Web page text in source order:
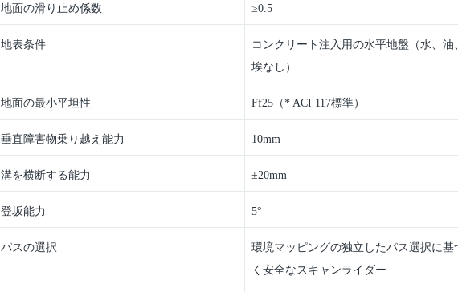
地面の滑り止め係数 ≥0.5
地表条件
コンクリート注入用の水平地盤（水、油
埃なし）
地面の最小平坦性 Ff25（* ACI 117標準）
垂直障害物乗り越え能力 10mm
溝を横断する能力 ±20mm
登坂能力 5°
パスの選択
環境マッピングの独立したパス選択に基
く安全なスキャンライダー